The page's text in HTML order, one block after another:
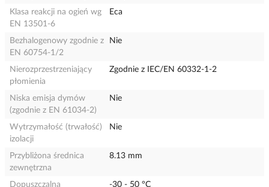
Klasa reakcji na ogień wg
EN 13501-6
Eca
Bezhalogenowy zgodnie z
EN 60754-1/2
Nie
Nierozprzestrzeniający
płomienia
Zgodnie z IEC/EN 60332-1-2
Niska emisja dymów
(zgodnie z EN 61034-2)
Nie
Wytrzymałość (trwałość)
izolacji
Nie
Przybliżona średnica
zewnętrzna
8.13 mm
Dopuszczalna
-30 - 50 °C